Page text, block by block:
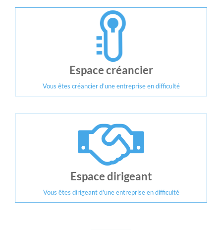
Espace créancier
Vous êtes créancier d'une entreprise en difficulté
Espace dirigeant
Vous êtes dirigeant d'une entreprise en difficulté